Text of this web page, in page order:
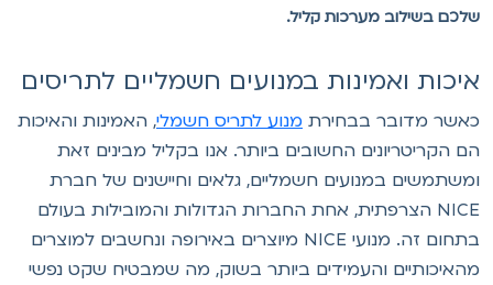
בשילוב מערכות קליל.
ואמינות במנועים חשמליים לתריסים
מדובר בבחירתמנוע לתריס חשמלי, האמינות והאיכות
הקריטריונים החשובים ביותר. אנו בקליל מבינים זאת
במנועים חשמליים, גלאים וחיישנים של חברת
NICE הצרפתית, אחת החברות הגדולות והמובילות בעולם
בתחום זה. מנועי NICE מיוצרים באירופה ונחשבים למוצרים
והעמידים ביותר בשוק, מה שמבטיח שקט נפשי